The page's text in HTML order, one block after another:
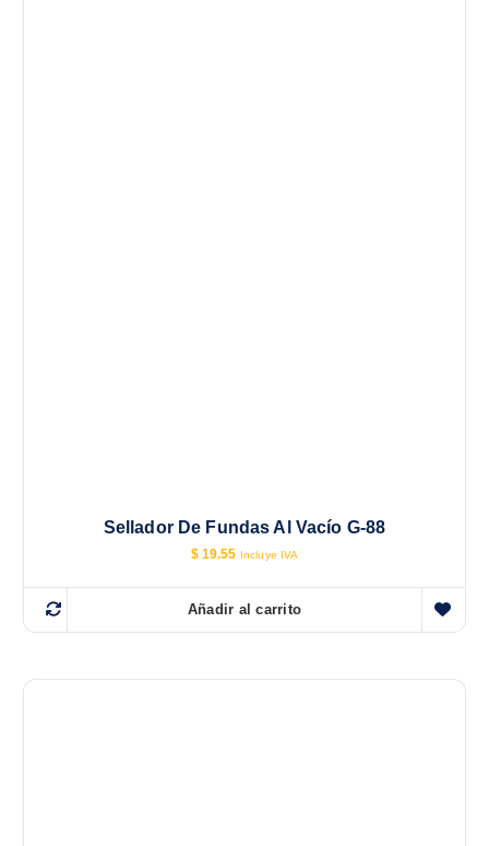
Sellador De Fundas Al Vacío G-88
$19.55 Incluye IVA
Añadir al carrito